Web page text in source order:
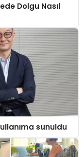
Dolgu Nasıl
sunuldu